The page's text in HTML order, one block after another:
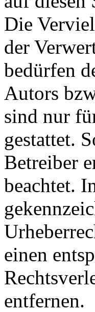
Die
der
bedürfen
Autors
sind nur
gestattet.
Betreiber
beachtet.
einen
entfernen.